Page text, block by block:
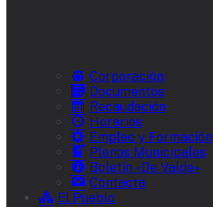
Corporación
Documentos
Recaudación
Horarios
Empleo y Formación
Plenos Municipales
Boletín «De Valde»
Contacta
El Pueblo